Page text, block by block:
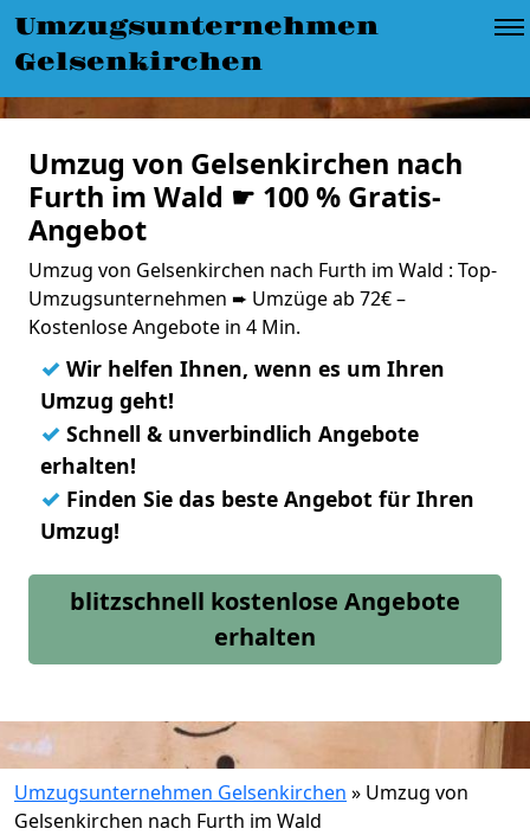
Umzugsunternehmen
Gelsenkirchen
Umzug von Gelsenkirchen nach
Furth im Wald ☛ 100 % Gratis-
Angebot
Umzug von Gelsenkirchen nach Furth im Wald : Top-
Umzugsunternehmen ➨ Umzüge ab 72€ –
Kostenlose Angebote in 4 Min.
✓ Wir helfen Ihnen, wenn es um Ihren
Umzug geht!
✓ Schnell & unverbindlich Angebote
erhalten!
✓ Finden Sie das beste Angebot für Ihren
Umzug!
blitzschnell kostenlose Angebote
erhalten
Umzugsunternehmen Gelsenkirchen » Umzug von
Gelsenkirchen nach Furth im Wald